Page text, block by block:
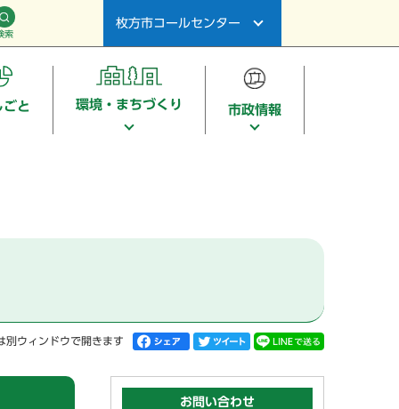
索
枚方市コールセンター
と 環境・まちづくり 市政情報
別ウィンドウで開きます
お問い合わせ